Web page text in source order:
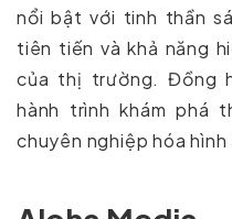
nổi bật với tinh thần
tiên tiến và khả năng
của thị trường. Đồng
hành trình khám phá
chuyên nghiệp hóa hình